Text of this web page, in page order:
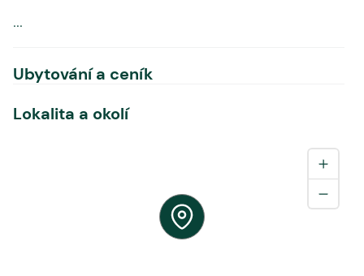
...
Ubytování a ceník
Lokalita a okolí